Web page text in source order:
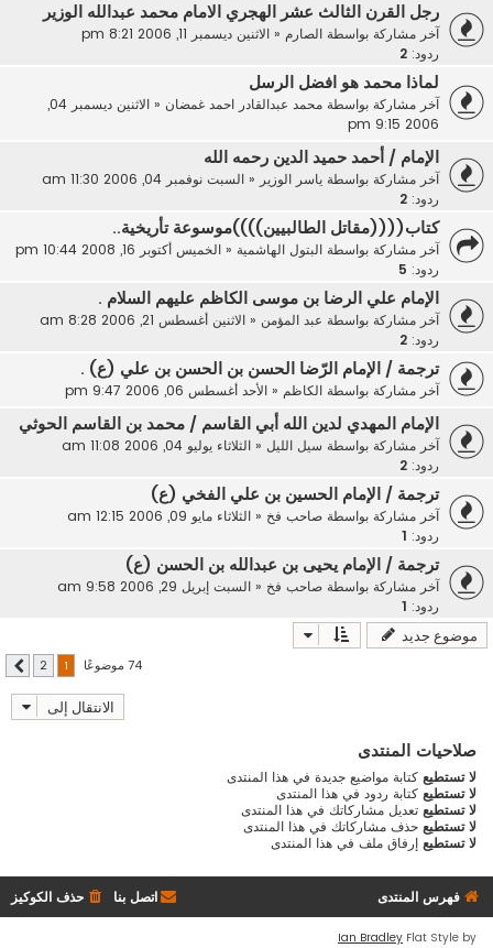
رجل القرن الثالث عشر الهجري الامام محمد عبدالله الوزير
آخر مشاركة بواسطة الصارم« الاثنين ديسمبر 11, 2006 8:21 pm
ردود: 2
لماذا محمد هو افضل الرسل
آخر مشاركة بواسطة محمد عبدالقادر احمد غمضان«
الاثنين ديسمبر 04,
2006 9:15 pm
الإمام / أحمد حميد الدين رحمه الله
آخر مشاركة بواسطة ياسر الوزير« السبت نوفمبر 04, 2006 11:30 am
ردود: 2
كتاب((((مقاتل الطالبيين))))موسوعة تأريخية..
آخر مشاركة بواسطة البتول الهاشمية« الخميس أكتوبر 16, 2008 10:44 pm
ردود: 5
الإمام علي الرضا بن موسى الكاظم عليهم السلام .
آخر مشاركة بواسطة عبد المؤمن« الاثنين أغسطس 21, 2006 8:28 am
ردود: 2
ترجمة / الإمام الرّضا الحسن بن الحسن بن علي (ع) .
آخر مشاركة بواسطة الكاظم« الأحد أغسطس 06, 2006 9:47 pm
الإمام المهدي لدين الله أبي القاسم / محمد بن القاسم الحوثي
آخر مشاركة بواسطة سيل الليل « الثلاثاء يوليو 04, 2006 11:08 am
ردود: 2
ترجمة / الإمام الحسين بن علي الفخي (ع)
آخر مشاركة بواسطة صاحب فخ« الثلاثاء مايو 09, 2006 12:15 am
ردود:
ترجمة / الإمام يحيى بن عبدالله بن الحسن (ع)
آخر مشاركة بواسطة صاحب فخ« السبت إبريل 29, 2006 9:58 am
ردود:
موضوع جديد
74 موضوعًا 2 التالي
الانتقال إلى
صلاحيات المنتدى
لا تستطيعكتابة مواضيع جديدة في هذا المنتدى
لا تستطيعكتابة ردود في هذا المنتدى
لا تستطيعتعديل مشاركاتك في هذا المنتدى
لا تستطيعحذف مشاركاتك في هذا المنتدى
لا تستطيعإرفاق ملف في هذا المنتدى
فهرس المنتدى حذف الكوكيز اتصل بنا
Flat Style by
Ian Bradley